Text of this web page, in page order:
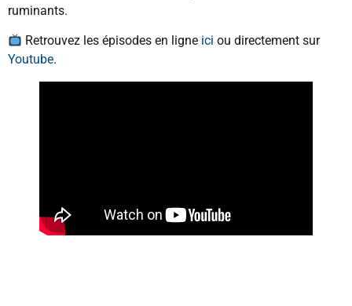
ruminants.
Retrouvez les épisodes en ligne iciou directement sur
Youtube.